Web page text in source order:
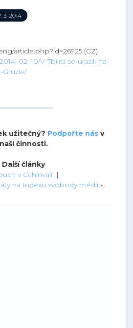
3. 2014
article.php?id=26925 (CZ)
V-Tbilisi-se-urazili-na-
užitečný? Podpořte násv
naší činnosti.
Další články
v Cchinvali|
na Indexu svobody médií»